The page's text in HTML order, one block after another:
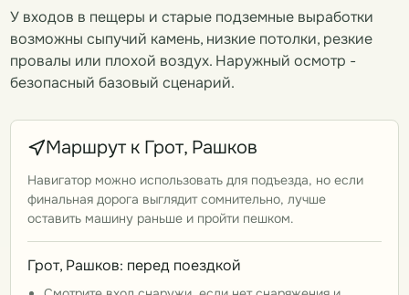
У входов в пещеры и старые подземные выработки
возможны сыпучий камень, низкие потолки, резкие
провалы или плохой воздух. Наружный осмотр -
безопасный базовый сценарий.
Маршрут к Грот, Рашков
Навигатор можно использовать для подъезда, но если
финальная дорога выглядит сомнительно, лучше
оставить машину раньше и пройти пешком.
Грот, Рашков: перед поездкой